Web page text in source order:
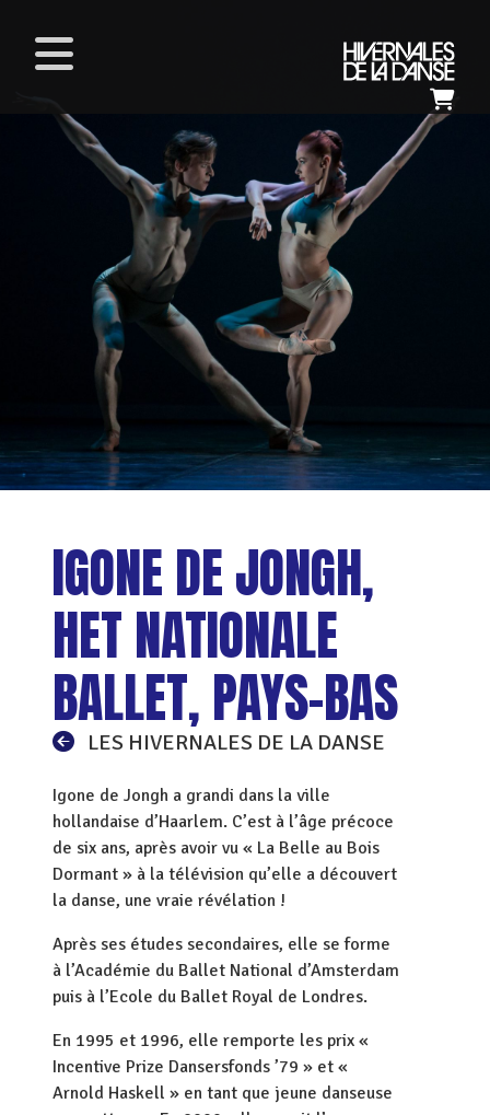
IGONE DE JONGH,
HET NATIONALE
BALLET, PAYS-BAS
LES HIVERNALES DE LA DANSE
Igone de Jongh a grandi dans la ville
hollandaise d’Haarlem. C’est à l’âge précoce
de six ans, après avoir vu « La Belle au Bois
Dormant » à la télévision qu’elle a découvert
la danse, une vraie révélation !
Après ses études secondaires, elle se forme
à l’Académie du Ballet National d’Amsterdam
puis à l’Ecole du Ballet Royal de Londres.
En 1995 et 1996, elle remporte les prix «
Incentive Prize Dansersfonds ’79 » et «
Arnold Haskell » en tant que jeune danseuse